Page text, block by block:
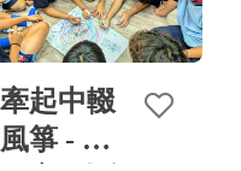
牽起中輟
風箏 - 學